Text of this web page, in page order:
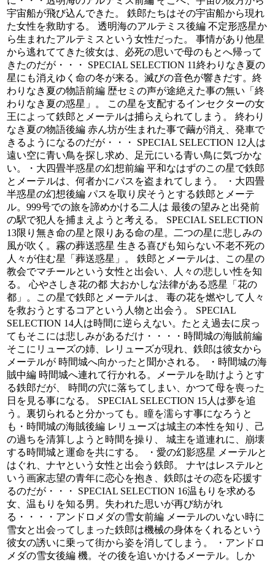
宇宙船が飛び込んできた。 鉄郎たちはその宇宙船から現れ
た女性を救助する。 透明海のアルテミス後編 不定形惑星か
ら生まれたアルテミスという女性だった。 事情があり他星
から逃れててきた彼女は、必死の思いで母のもとへ帰って
きたのだが・・・ SPECIAL SELECTION 11終わりなき夏の
星にも消えゆく命の冬が来る。滅びの音色が響きだす。終
わりなき夏の物語前編 歴セミの声が途絶えた事の無い「終
わりなき夏の惑星」。 この星を支配するインセクターの女
王によって鉄郎とメーテルは捕らえられてしまう。 終わり
なき夏の物語後編 赤ん坊が生まれた事で繭が消え、発車で
きるようになるのだが・・・ SPECIAL SELECTION 12人は
遠い空に青い鳥を探し求め、足元にいる青い鳥に気づかな
い。・大四畳半惑星の幻想前編 平和なはずのこの星で鉄郎
とメーテルは、何者かにパスを盗まれてしまう。 ・大四畳
半惑星の幻想後編 パスを取り戻そうとする鉄郎とメーテ
ル。999号での旅を諦めかける二人は 最後の望みと出発前
の駅で犯人を捕まえようと考える。 SPECIAL SELECTION
13限り無き命の星と限りある命の星。二つの星に悲しみの
風が吹く。霧の葬送惑星 生きる喜びも知らない不老不死の
人々が住む星「葬送惑星」。 鉄郎とメーテルは、この星の
教会でマチールという女性と出会い、人々の悲しい性を知
る。 心やさしき花の都 大おかしな法律がある惑星「花の
都」。この星で鉄郎とメーテルは、 毒の花を燃やして人々
を救おうとするコアという人物と出会う。 SPECIAL
SELECTION 14人は時間に逆らえない。たとえ過去に戻っ
てもそこには悲しみがあるだけ・・・・時間城の海賊前編
そこにリューズの姉、レリューズが現れ、鉄郎は彼女から
メーテルが 時間城へ向かったと聞かされる。 ・時間城の海
賊中編 時間城へ連れて行かれる。メーテルを助けようとす
る鉄郎だが、 時間の穴に落ちてしまい、かつて母を喪った
日を見る事になる。 SPECIAL SELECTION 15人は夢を追
う。裏切られると分かっても。瞳を濡らす事になろうと
も・時間城の海賊後編 レリューズは城主の本性を知り、己
の過ちを清算しようと時間を操り、 城主を道連れに、崩壊
する時間城と運命を共にする。 ・愛の幻影惑星 メーテルと
はぐれ、ナヤという女性と出会う鉄郎。 ナヤはレステルと
いう画家志望の青年に恋心を抱き、鉄郎はその恋を応援す
るのだが・・・ SPECIAL SELECTION 16温もりを求める
女、温もりを知る男。失われた思いが再び紡がれ
る・・・・アンドロメダの雪女前編 メーテルのいない時に
雪女と出会ってしまった鉄郎は機械の身体をくれるという
彼女の誘いに乗って街から姿を消してしまう。 ・アンドロ
メダの雪女後編 機。その後を追いかけるメーテル。しか